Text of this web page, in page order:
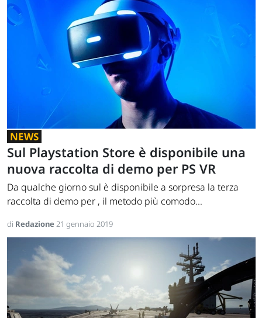
NEWS
Sul Playstation Store è disponibile una
nuova raccolta di demo per PS VR
Da qualche giorno sul è disponibile a sorpresa la terza
raccolta di demo per , il metodo più comodo...
di Redazione21 gennaio 2019